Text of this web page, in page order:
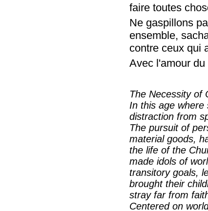
faire toutes
Ne gaspillons
ensemble,
contre ceux qui
Avec l'amour du
The Necessity of
In this age
distraction from
The pursuit of
material goods,
the life of the
made idols of
transitory goals,
brought their
stray far from
Centered on